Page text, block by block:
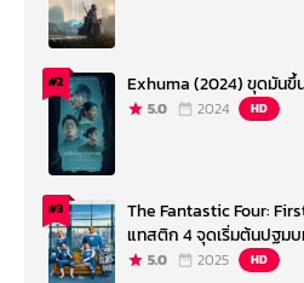
#2 Exhuma (2024) ขุดมันขึ้
5.0 2024 HD
#3
The Fantastic Four:
แทสติก 4 จุดเริ่มต้นปฐมบ
5.0 2025 HD